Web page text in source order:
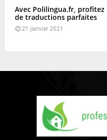
Avec Polilingua.fr, profitez
de traductions parfaites
21 janvier 2021